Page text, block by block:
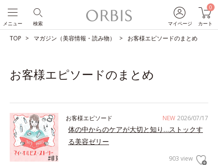
マイページ
0
カート
検索
メニュー
TOP マガジン（美容情報・読み物） お客様エピソードのまとめ
お客様エピソードのまとめ
NEW 2026/07/17
お客様エピソード
体の中からのケアが大切と知り…ストックす
る美容ゼリー
903 view